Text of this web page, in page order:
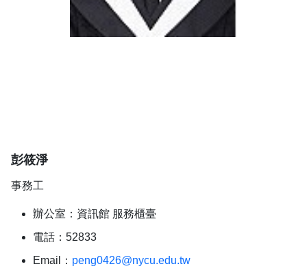
彭筱淨
事務工
辦公室：資訊館 服務櫃臺
電話：52833
Email： peng0426@nycu.edu.tw